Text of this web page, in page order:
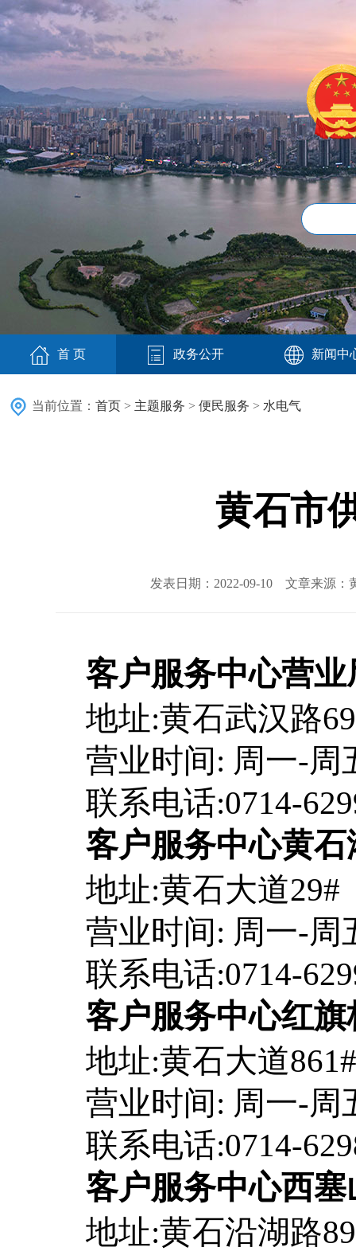
首 页 政务公开 新闻中
当前位置： 首页 > 主题服务 > 便民服务 > 水电气
黄石市
发表日期：2022-09-10 文章来源：
客户服务中心营业
地址:黄石武汉路
营业时间: 周一-周
联系电话:0714-
客户服务中心黄
地址:黄石大道29#
营业时间: 周一-周
联系电话:0714-
客户服务中心红
地址:黄石大道
营业时间: 周一-周
联系电话:0714-
客户服务中心西
地址:黄石沿湖路